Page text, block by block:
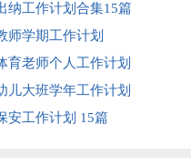
纳工作计划合集15篇
师学期工作计划
育老师个人工作计划
儿大班学年工作计划
安工作计划 15篇